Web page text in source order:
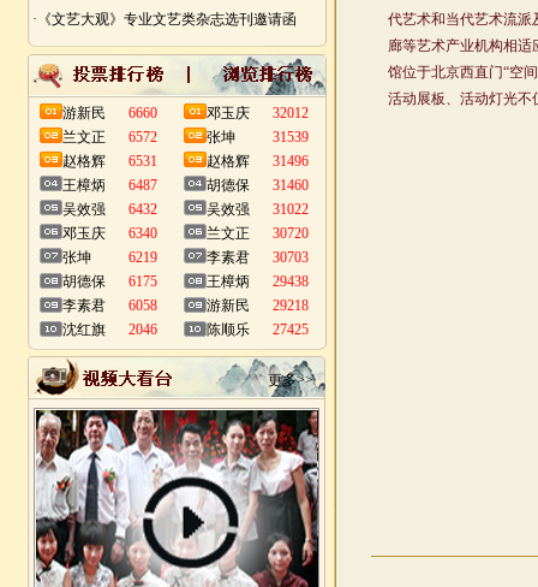
·《文艺大观》专业文艺类杂志选刊邀请函
游新民
6660
兰文正
6572
赵格辉
6531
王樟炳
6487
吴效强
6432
邓玉庆
6340
张坤
6219
胡德保
6175
李素君
6058
沈红旗
2046
邓玉庆
32012
张坤
31539
赵格辉
31496
胡德保
31460
吴效强
31022
兰文正
30720
李素君
30703
王樟炳
29438
游新民
29218
陈顺乐
27425
更多>>